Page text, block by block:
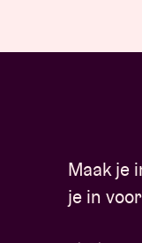
Maak je
je in